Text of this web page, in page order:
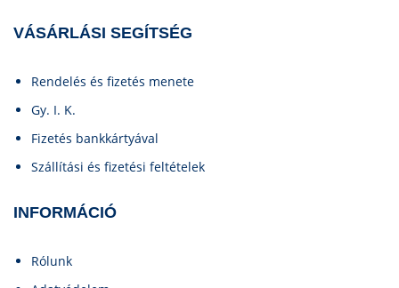
VÁSÁRLÁSI SEGÍTSÉG
Rendelés és fizetés menete
Gy. I. K.
Fizetés bankkártyával
Szállítási és fizetési feltételek
INFORMÁCIÓ
Rólunk